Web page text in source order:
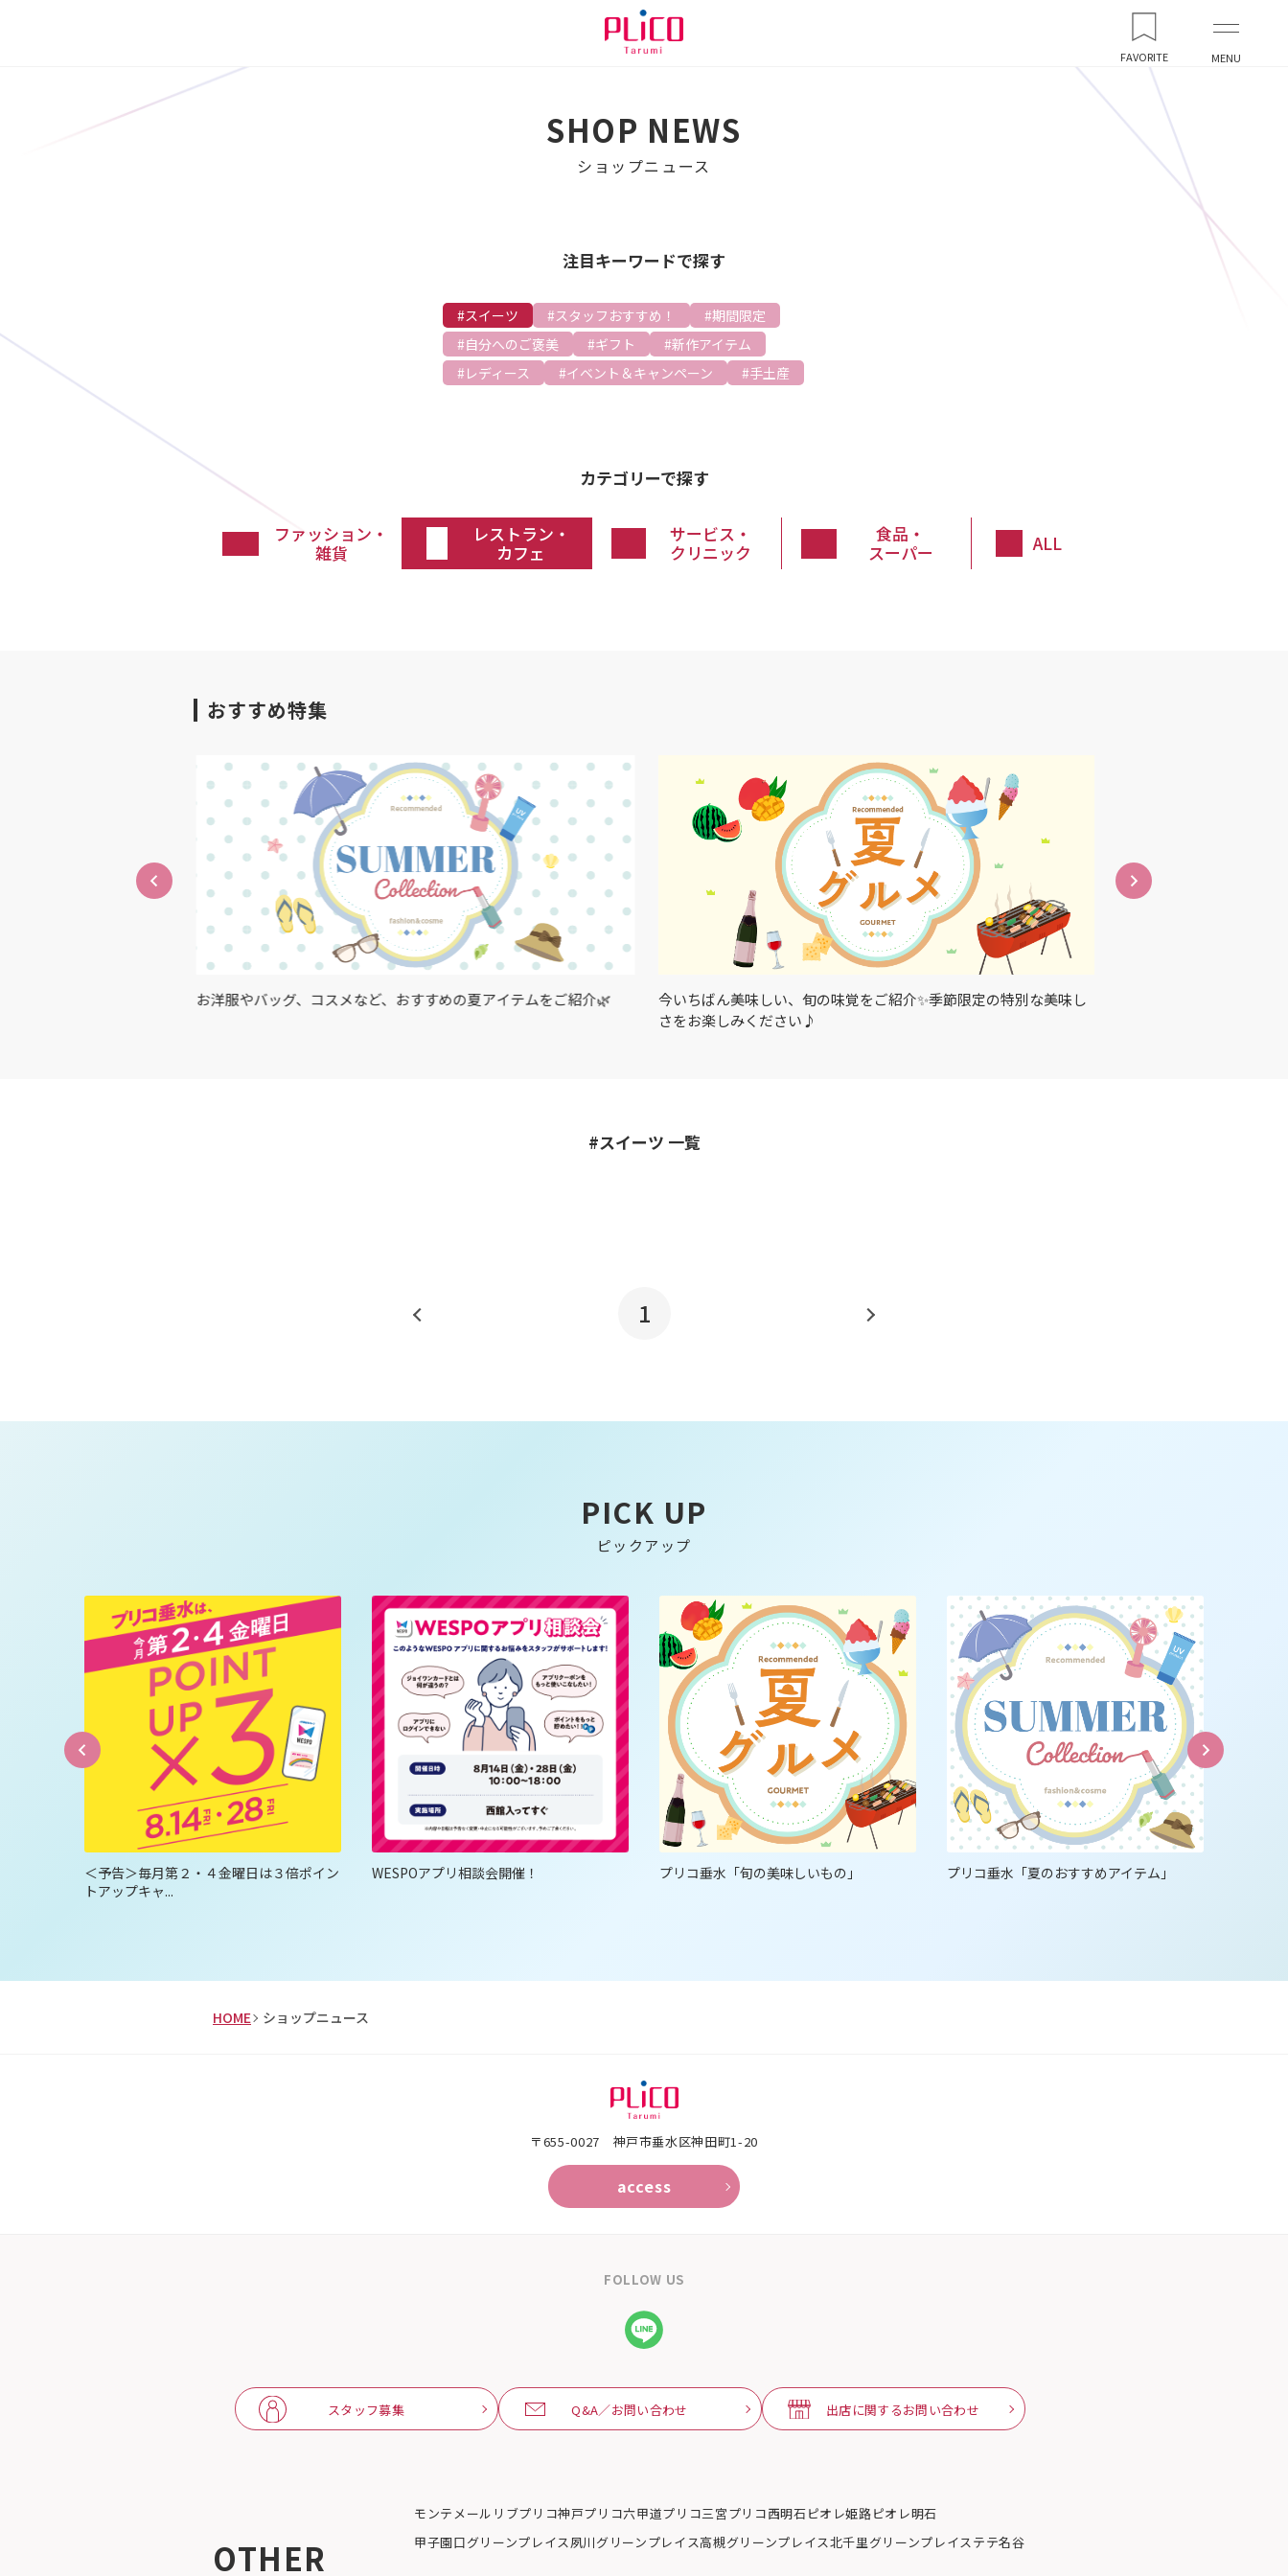
FAVORITE MENU
SHOP NEWS
ショップニュース
注目キーワードで探す
スイーツ スタッフおすすめ！
期間限定
自分へのご褒美
ギフト
新作アイテム
レディース
イベント＆キャンペーン 手土産
カテゴリーで探す
ファッション・
雑貨
レストラン・
カフェ
サービス・
クリニック
食品・
スーパー
ALL
おすすめ特集
お洋服やバッグ、コスメなど、おすすめの夏アイテムをご紹介🌿
今いちばん美味しい、旬の味覚をご紹介✨季節限定の特別な美味し
さをお楽しみください♪
#スイーツ 一覧
1
PICK UP
ピックアップ
＜予告＞毎月第２・４金曜日は３倍ポイン
トアップキャ...
WESPOアプリ相談会開催！ プリコ垂水「旬の美味しいもの」 プリコ垂水「夏のおすすめアイテム」
HOME ショップニュース
〒655-0027 神戸市垂水区神田町1-20
access
FOLLOW US
スタッフ募集 Q&A／お問い合わせ 出店に関するお問い合わせ
OTHER
モンテメール リブプリコ神戸プリコ六甲道プリコ三宮プリコ西明石ピオレ姫路ピオレ明石
甲子園口グリーンプレイス夙川グリーンプレイス高槻グリーンプレイス北千里グリーンプレイステテ名谷